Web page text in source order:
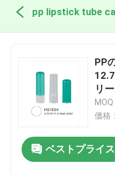
pp lipstick tube
PP
リ
価格
ベストプライス